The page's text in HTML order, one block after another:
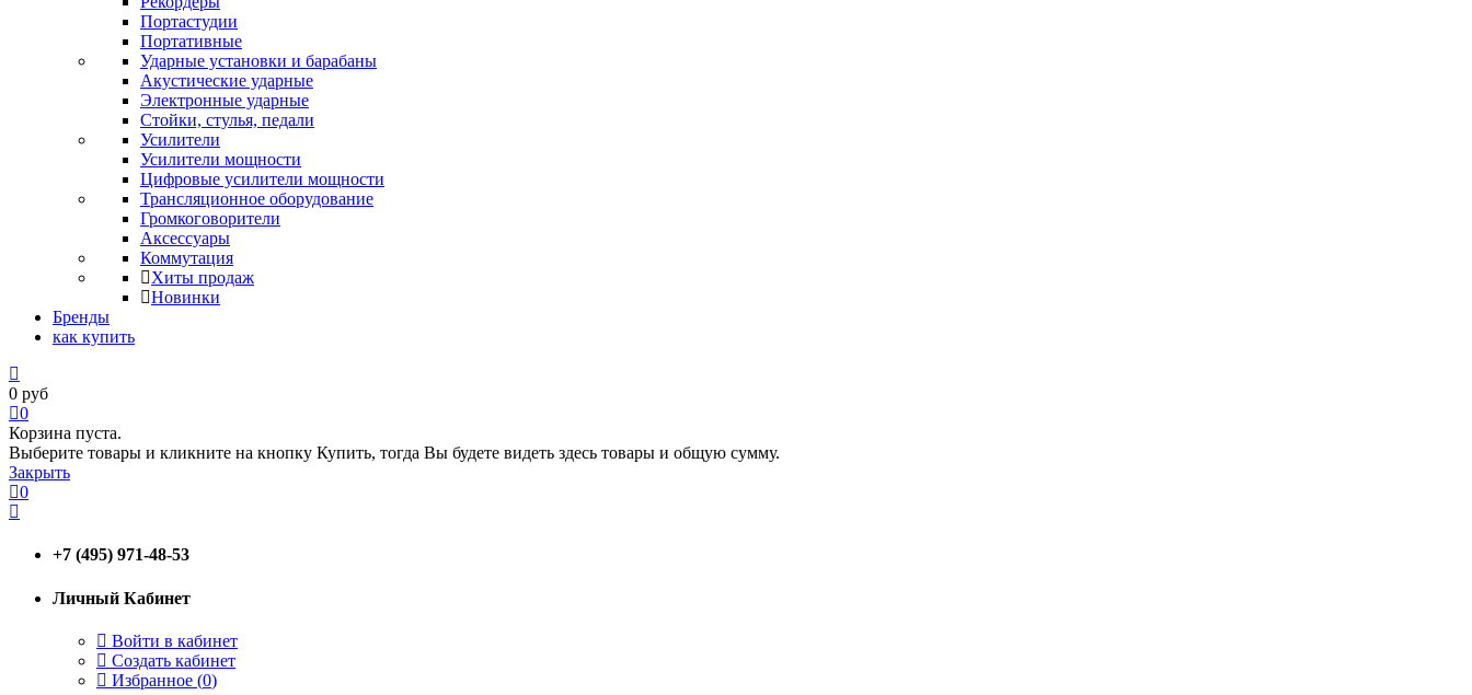
Портастудии
Портативные
Ударные установки и барабаны
Акустические ударные
Электронные ударные
Стойки, стулья, педали
Усилители
Усилители мощности
Цифровые усилители мощности
Трансляционное оборудование
Громкоговорители
Аксессуары
Коммутация
Хиты продаж
Новинки
Бренды
как купить
0 руб
0
Корзина пуста.
Выберите товары и кликните на кнопку Купить, тогда Вы будете видеть здесь товары и общую сумму.
Закрыть
0
+7 (495) 971-48-53
Личный Кабинет
Войти в кабинет
Создать кабинет
Избранное (0)